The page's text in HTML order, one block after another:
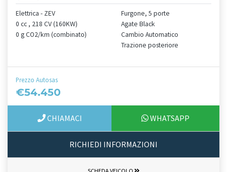
Elettrica - ZEV
0 cc , 218 CV (160KW)
0 g CO2/km (combinato)
Furgone, 5 porte
Agate Black
Cambio Automatico
Trazione posteriore
Prezzo Autosas
€54.450
CHIAMACI WHATSAPP
RICHIEDI INFORMAZIONI